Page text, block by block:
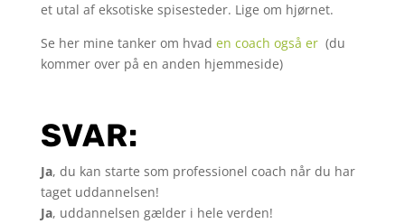
et utal af eksotiske spisesteder. Lige om hjørnet.
Se her mine tanker om hvad en coach også er (du
kommer over på en anden hjemmeside)
SVAR:
Ja, du kan starte som professionel coach når du har
taget uddannelsen!
Ja, uddannelsen gælder i hele verden!